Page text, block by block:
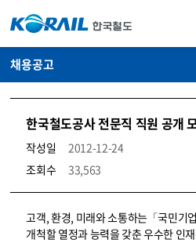
채용공고
한국철도공사 전문직 직원 공개
작성일
2012-12-24
조회수
33,563
코레일소개_경영공시_채용공고 상세보기 – 내용, 파일, 담당자 연락처로 구성
고객, 환경, 미래와 소통하는「국민기
개척할 열정과 능력을 갖춘 우수한 인